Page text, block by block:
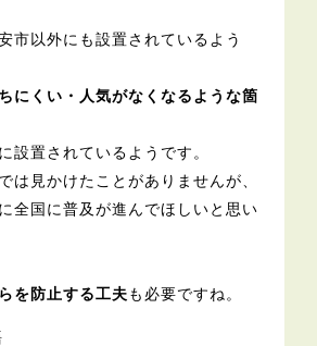
市以外にも設置されているよう
にくい・人気がなくなるような箇
に設置されているようです。
は見かけたことがありませんが、
全国に普及が進んでほしいと思い
を防止する工夫も必要ですね。